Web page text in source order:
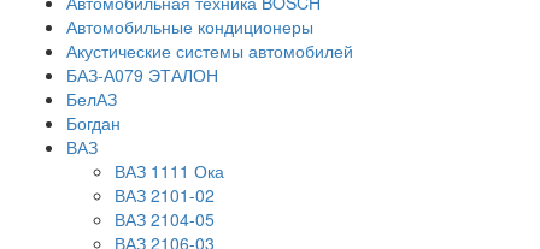
Автомобильные кондиционеры
Акустические системы автомобилей
БАЗ-А079 ЭТАЛОН
БелАЗ
Богдан
ВАЗ
ВАЗ 1111 Ока
ВАЗ 2101-02
ВАЗ 2104-05
ВАЗ 2106-03